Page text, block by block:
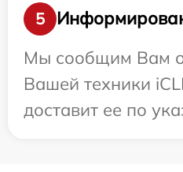
5
Мы сообщим Вам о
Вашей техники
доставит ее по